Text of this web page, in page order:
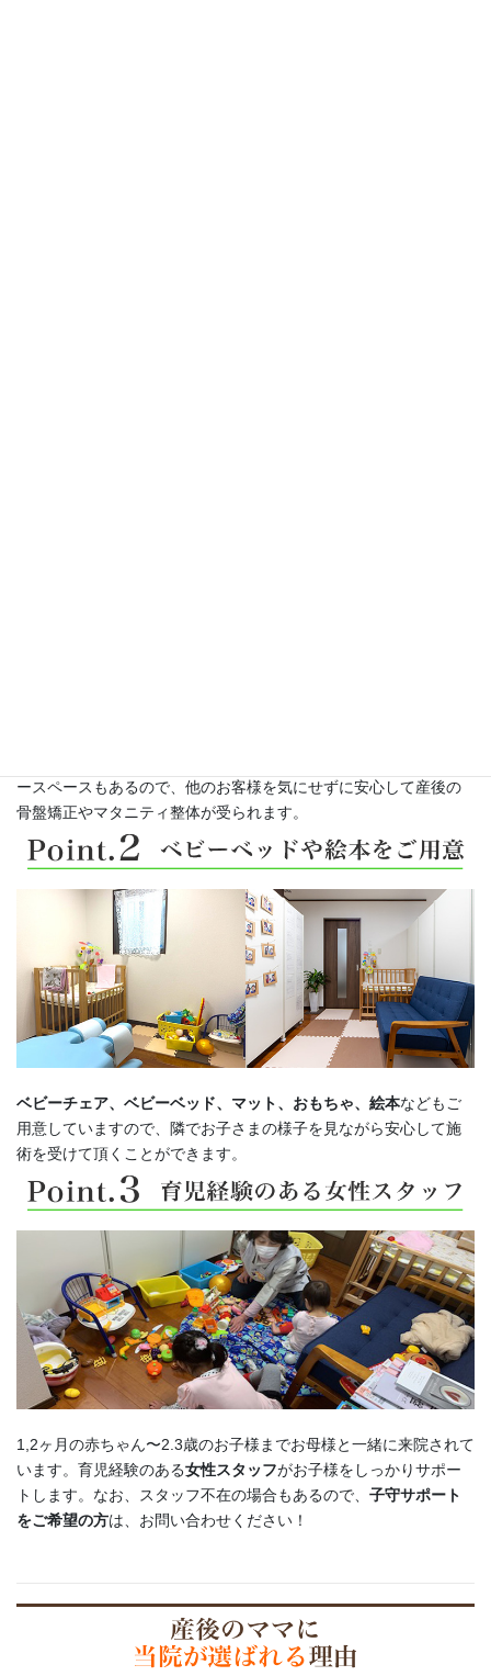
ースペースもあるので、他のお客様を気にせずに安心して産後の
骨盤矯正やマタニティ整体が受られます。
ベビーチェア、ベビーベッド、マット、おもちゃ、絵本などもご
用意していますので、隣でお子さまの様子を見ながら安心して施
術を受けて頂くことができます。
1,2ヶ月の赤ちゃん〜2.3歳のお子様までお母様と一緒に来院されて
います。育児経験のある女性スタッフがお子様をしっかりサポー
トします。なお、スタッフ不在の場合もあるので、 子守サポート
をご希望の方は、お問い合わせください！